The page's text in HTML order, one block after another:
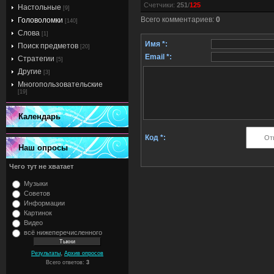
Настольные [9]
Головоломки [140]
Слова [1]
Поиск предметов [20]
Стратегии [5]
Другие [3]
Многопользовательские
[19]
Календарь
Наш опросы
Чего тут не хватает
Музыки
Советов
Информации
Картинок
Видео
всё нижеперечисленного
Результаты Архив опросов
Всего ответов: 3
Счетчики: 251/125
Всего комментариев: 0
Имя *:
Email *:
Код *: